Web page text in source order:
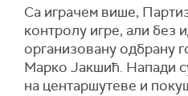
Са играчем више,
контролу игре, али без
организовану одбрану
Марко Јакшић. Напади
на центаршутеве и